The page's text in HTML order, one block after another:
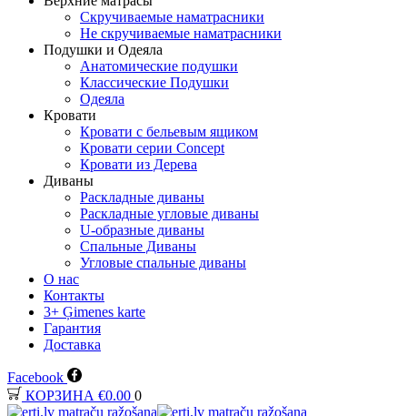
Скручиваемые наматрасники
Не скручиваемые наматрасники
Подушки и Одеяла
Анатомические подушки
Классические Подушки
Одеяла
Кровати
Кровати с бельевым ящиком
Кровати серии Concept
Кровати из Дерева
Диваны
Раскладные диваны
Раскладные угловые диваны
U-образные диваны
Спальные Диваны
Угловые спальные диваны
О нас
Контакты
3+ Ģimenes karte
Гарантия
Доставка
Facebook
КОРЗИНА €0.00 0